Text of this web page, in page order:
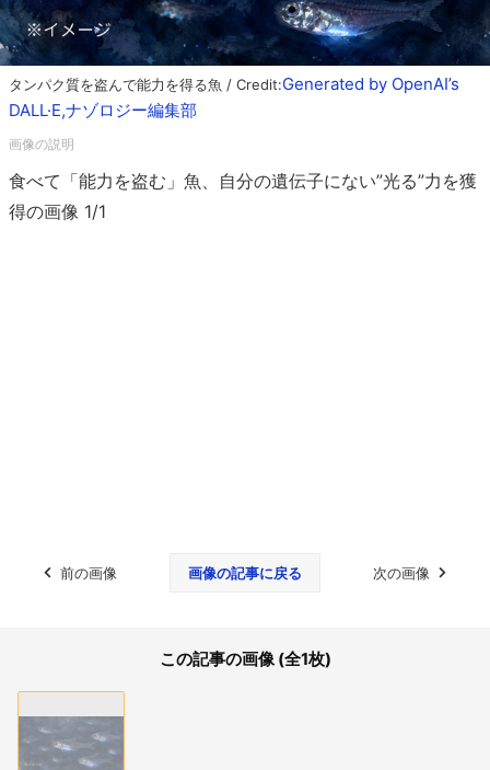
タンパク質を盗んで能力を得る魚 / Credit:Generated by OpenAI’s
DALL·E,ナゾロジー編集部
食べて「能力を盗む」魚、自分の遺伝子にない”光る”力を獲
得の画像 1/1
前の画像 画像の記事に戻る 次の画像
この記事の画像 (全1枚)